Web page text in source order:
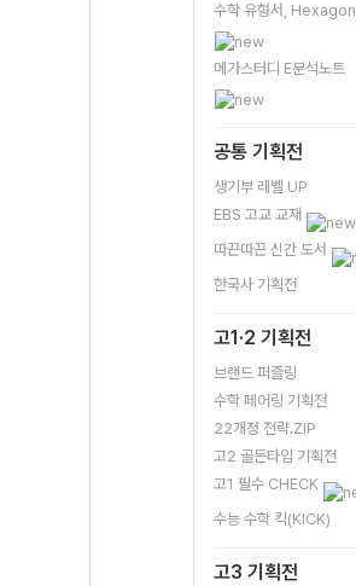
수학 유형서, Hexagon
메가스터디 E분석노트
공통 기획전
생기부 레벨 UP
EBS 고교 교재
따끈따끈 신간 도서
한국사 기획전
고1·2 기획전
브랜드 퍼즐링
수학 페어링 기획전
22개정 전략.ZIP
고2 골든타임 기획전
고1 필수 CHECK
수능 수학 킥(KICK)
고3 기획전